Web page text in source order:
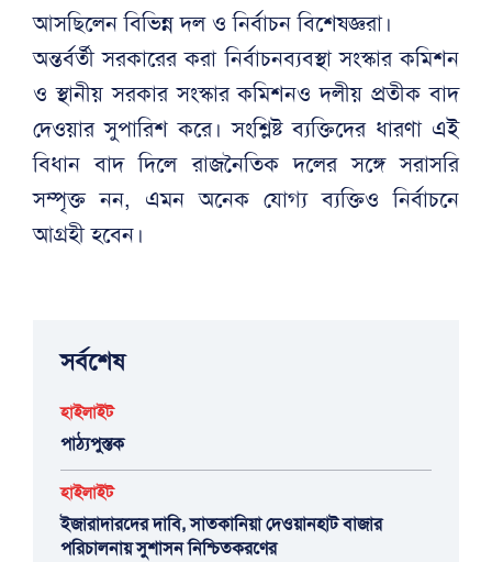
আসছিলেন বিভিন্ন দল ও নির্বাচন বিশেষজ্ঞরা।
অন্তর্বর্তী সরকারের করা নির্বাচনব্যবস্থা সংস্কার কমিশন
ও স্থানীয় সরকার সংস্কার কমিশনও দলীয় প্রতীক বাদ
দেওয়ার সুপারিশ করে। সংশ্লিষ্ট ব্যক্তিদের ধারণা এই
বিধান বাদ দিলে রাজনৈতিক দলের সঙ্গে সরাসরি
সম্পৃক্ত নন, এমন অনেক যোগ্য ব্যক্তিও নির্বাচনে
আগ্রহী হবেন।
সর্বশেষ
হাইলাইট
পাঠ্যপুস্তক
হাইলাইট
ইজারাদারদের দাবি, সাতকানিয়া দেওয়ানহাট বাজার
পরিচালনায় সুশাসন নিশ্চিতকরণের